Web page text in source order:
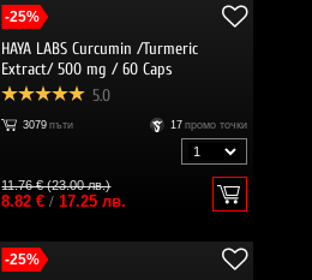
-25%
HAYA LABS Curcumin /Turmeric
Extract/ 500 mg / 60 Caps
5.0
3079 пъти 17 промо точки
11.76 € (23.00 лв.)
8.82 €/ 17.25 лв.
-25%